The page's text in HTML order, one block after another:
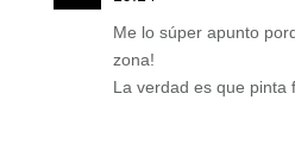
Me lo súper apunto
zona!
La verdad es que pinta